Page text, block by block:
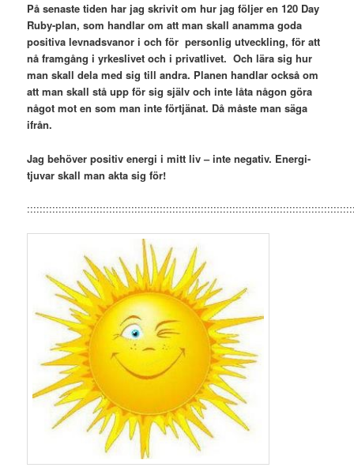
På senaste tiden har jag skrivit om hur jag följer en 120 Day
Ruby-plan, som handlar om att man skall anamma goda
positiva levnadsvanor i och för personlig utveckling, för att
nå framgång i yrkeslivet och i privatlivet. Och lära sig hur
man skall dela med sig till andra. Planen handlar också om
att man skall stå upp för sig själv och inte låta någon göra
något mot en som man inte förtjänat. Då måste man säga
ifrån.
Jag behöver positiv energi i mitt liv – inte negativ. Energi-
tjuvar skall man akta sig för!